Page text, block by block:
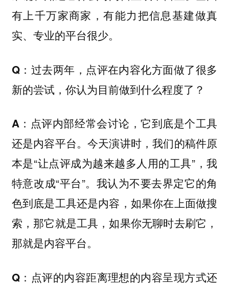
有上千万家商家，有能力把信息基建做真
实、专业的平台很少。
Q：过去两年，点评在内容化方面做了很多
新的尝试，你认为目前做到什么程度了？
A： 点评内部经常会讨论，它到底是个工具
还是内容平台。今天演讲时，我们的稿件原
本是“让点评成为越来越多人用的工具”，我
特意改成“平台”。我认为不要去界定它的角
色到底是工具还是内容，如果你在上面做搜
索，那它就是工具，如果你无聊时去刷它，
那就是内容平台。
Q：点评的内容距离理想的内容呈现方式还